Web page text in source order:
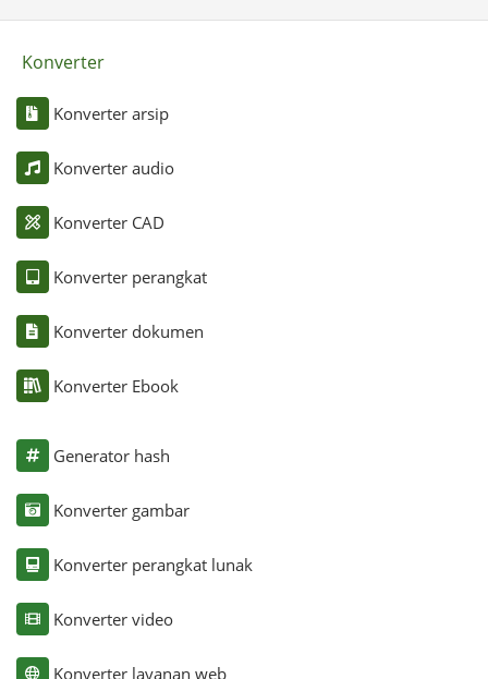
Konverter
Konverter arsip
Konverter audio
Konverter CAD
Konverter perangkat
Konverter dokumen
Konverter Ebook
Generator hash
Konverter gambar
Konverter perangkat lunak
Konverter video
Konverter layanan web